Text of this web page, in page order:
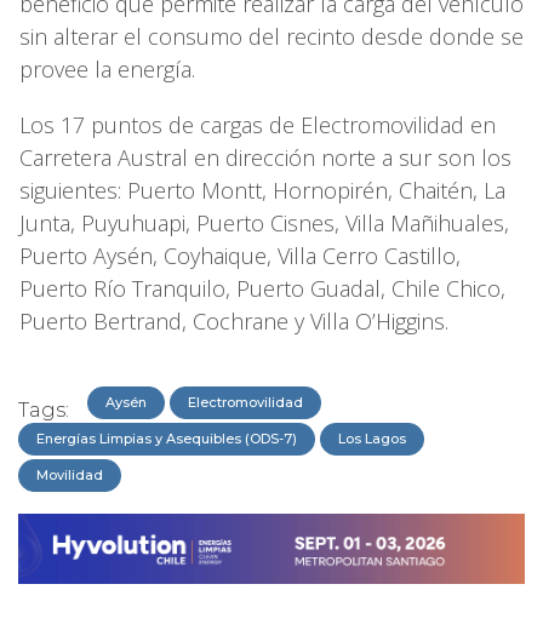
sin alterar el consumo del recinto desde donde se
provee la energía.
Los 17 puntos de cargas de Electromovilidad en
Carretera Austral en dirección norte a sur son los
siguientes: Puerto Montt, Hornopirén, Chaitén, La
Junta, Puyuhuapi, Puerto Cisnes, Villa Mañihuales,
Puerto Aysén, Coyhaique, Villa Cerro Castillo,
Puerto Río Tranquilo, Puerto Guadal, Chile Chico,
Puerto Bertrand, Cochrane y Villa O’Higgins.
Tags: Aysén Electromovilidad
Energías Limpias y Asequibles (ODS-7) Los Lagos
Movilidad